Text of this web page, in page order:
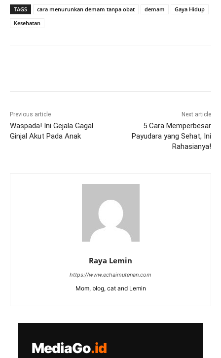
TAGS cara menurunkan demam tanpa obat demam
Gaya Hidup
Kesehatan
Previous article
Waspada! Ini Gejala Gagal
Ginjal Akut Pada Anak
Next article
5 Cara Memperbesar
Payudara yang Sehat, Ini
Rahasianya!
Raya Lemin
https://www.echaimutenan.com
Mom, blog, cat and Lemin
MediaGo.id